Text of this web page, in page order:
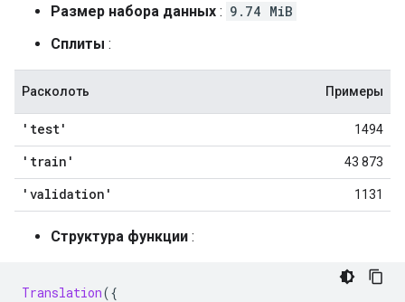
Размер набора данных : 9.74 MiB
Сплиты :
Расколоть Примеры
'test' 1494
'train' 43 873
'validation' 1131
Структура функции :
Translation({